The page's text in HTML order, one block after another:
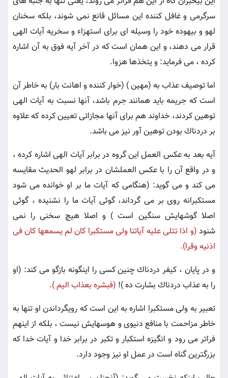
سرگرمى و غافل كننده اين مسائل قانع نمى شوند، بلكه سخنان
لهو و بيهوده خود را وسيله اى براى استهزاء و سخريه آيات الهى
قرار مى دهند، و اين همان است كه در آخر آيه فوق به آن اشاره
كرده ، مى فرمايد: و يتخذها هزوا.
اما توصيف عذاب به (مهين ) (خوار كننده و اهانت بار) به خاطر آن
است كه جريمه بايد همانند جرم باشد، آنها نسبت به آيات الهى
توهين كردند، خداوند هم براى آنها مجازاتى تعيين كرده كه علاوه
بر دردناك بودن توهين آور نيز مى باشد.
آيه بعد به عكس العمل اين گروه در برابر آيات الهى اشاره كرده ،
و در واقع آن را با عكس العملشان در برابر لهو الحديث مقايسه
مى كند و مى گويد: (هنگامى كه آيات ما بر او خوانده مى شود
مستكبرانه روى بر مى گرداند، گوئى آيات ما را نشنيده ، گوئى
اصلا گوشهايش سنگين است ) و اصلا هيچ سخنى را نمى
شنود (و اذا تتلى عليه آياتنا ولى مستكبرا كان لم يسمعها كان فى
اذنيه وقرا).
و در پايان ، كيفر دردناك چنين كسى را اينگونه بازگو مى كند: (او
را به عذاب دردناك بشارت ده )! (فبشره بعذاب اليم ).
تعبير به ولى مستكبرا اشاره به اين است كه رويگرداندن او تنها به
خاطر مزاحمت با منافع دنيوى و هوسهايش نيست ، بلكه از اينهم
فراتر مى رود و انگيزه استكبار و تكبر در برابر خدا و آيات خدا كه
بزرگترين گناه است در عمل او نيز وجود دارد.